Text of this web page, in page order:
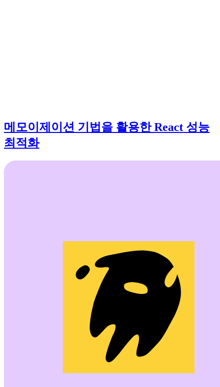
메모이제이션 기법을 활용한 React 성능
최적화